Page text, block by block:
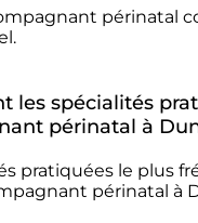
périnatal
les spécialités
périnatal à
pratiquées le plus
périnatal à